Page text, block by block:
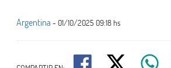
Argentina - 01/10/2025 09:18 hs